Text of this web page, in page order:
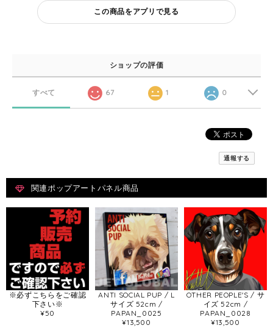
この商品をアプリで見る
ショップの評価
すべて 67 1 0
通報する
関連ポップアートパネル商品
※必ずこちらをご確認
下さい※
¥50
ANTI SOCIAL PUP / L
サイズ 52cm /
PAPAN_0025
¥13,500
OTHER PEOPLE'S / サ
イズ 52cm /
PAPAN_0028
¥13,500